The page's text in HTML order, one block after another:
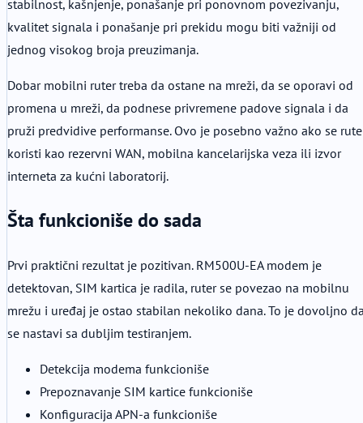
stabilnost, kašnjenje, ponašanje pri ponovnom povezivanju,
kvalitet signala i ponašanje pri prekidu mogu biti važniji od
jednog visokog broja preuzimanja.
Dobar mobilni ruter treba da ostane na mreži, da se oporavi od
promena u mreži, da podnese privremene padove signala i da
pruži predvidive performanse. Ovo je posebno važno ako se
koristi kao rezervni WAN, mobilna kancelarijska veza ili izvor
interneta za kućni laboratorij.
Šta funkcioniše do sada
Prvi praktični rezultat je pozitivan. RM500U-EA modem je
detektovan, SIM kartica je radila, ruter se povezao na mobilnu
mrežu i uređaj je ostao stabilan nekoliko dana. To je dovoljno
se nastavi sa dubljim testiranjem.
Detekcija modema funkcioniše
Prepoznavanje SIM kartice funkcioniše
Konfiguracija APN-a funkcioniše